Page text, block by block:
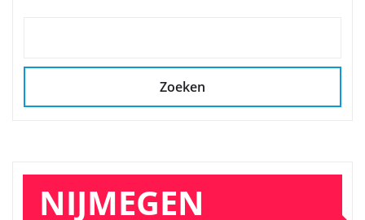
Zoeken
NIJMEGEN